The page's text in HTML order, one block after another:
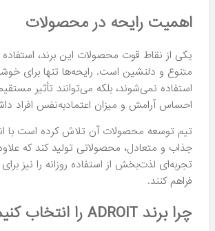
اهمیت رایحه در محصولات
یکی از نقاط قوت محصولات این برند، استفاده
متنوع و دلنشین است. رایحه‌ها تنها برای
استفاده نمی‌شوند، بلکه می‌توانند تأثیر
احساس آرامش و میزان اعتمادبه‌نفس افراد
تیم توسعه محصولات آن تلاش کرده است با
جذاب و متعادل، محصولاتی تولید کند که علاوه
تجربه‌ای لذت‌بخش از استفاده روزانه را نیز
فراهم کنند.
چرا برند ADROIT را انتخاب کنیم؟